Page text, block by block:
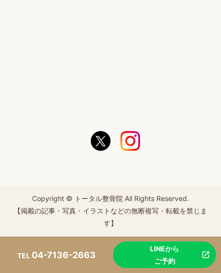
Copyright © トータル整骨院 All Rights Reserved.
【掲載の記事・写真・イラストなどの無断複写・転載を禁じま
す】
TEL 04-7136-2663
LINEから
ご予約